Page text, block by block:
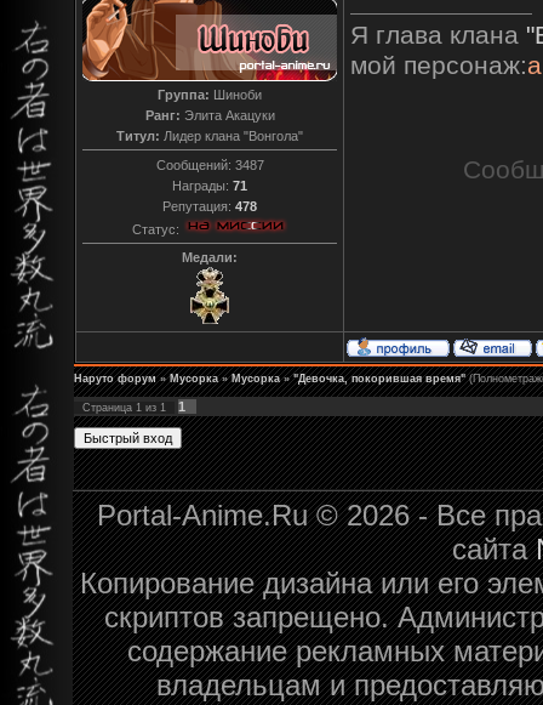
Группа: Шиноби
Ранг: Элита Акацуки
Титул: Лидер клана "Вонгола"
Сообщений: 3487
Награды: 71
Репутация: 478
Статус:
Медали:
Я глава клана
мой персонаж:
Наруто форум » Мусорка » Мусорка » "Девочка, покорившая время"
Страница 1 из 1 1
Portal-Anime.Ru © 2026 - Все
сайта
Копирование дизайна или его
скриптов запрещено.
содержание рекламных
владельцам и